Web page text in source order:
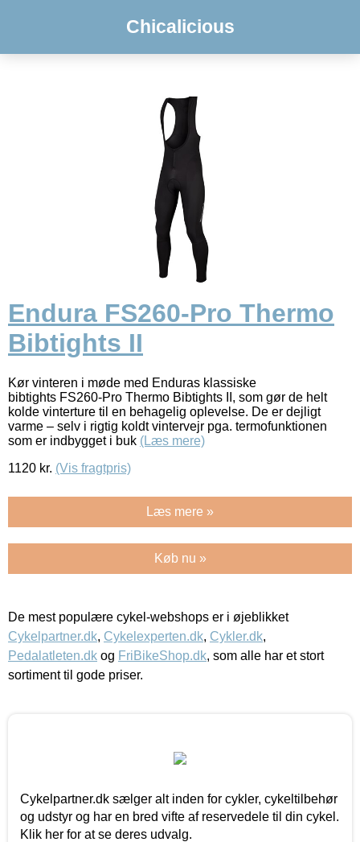
Chicalicious
Endura FS260-Pro Thermo
Bibtights II
Kør vinteren i møde med Enduras klassiske
bibtights FS260-Pro Thermo Bibtights II, som gør de helt
kolde vinterture til en behagelig oplevelse. De er dejligt
varme – selv i rigtig koldt vintervejr pga. termofunktionen
som er indbygget i buk (Læs mere)
1120 kr. (Vis fragtpris)
Læs mere »
Køb nu »
De mest populære cykel-webshops er i øjeblikket
Cykelpartner.dk, Cykelexperten.dk, Cykler.dk,
Pedalatleten.dk og FriBikeShop.dk, som alle har et stort
sortiment til gode priser.
Cykelpartner.dk sælger alt inden for cykler, cykeltilbehør
og udstyr og har en bred vifte af reservedele til din cykel.
Klik her for at se deres udvalg.